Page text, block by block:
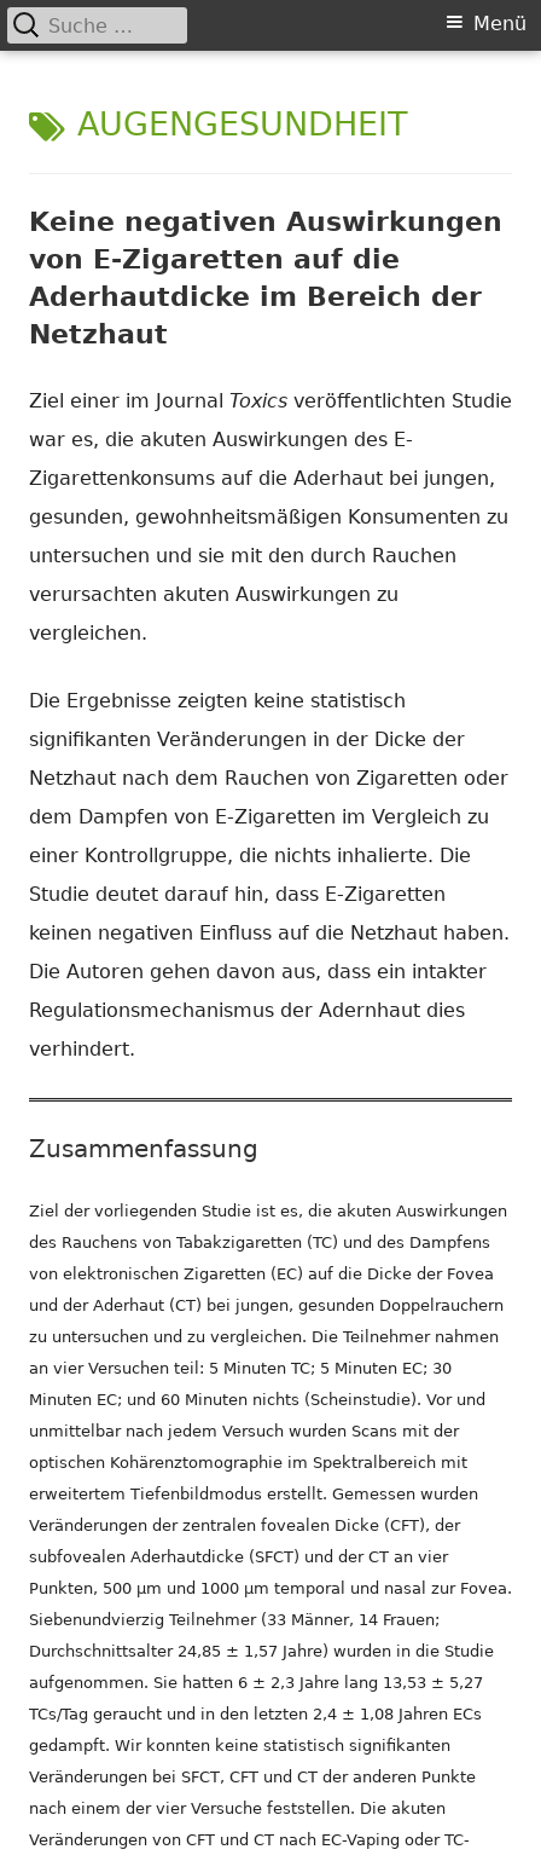
zum
Primäres
Menü
Suche
nach:
SCHLAGWORT:
AUGENGESUNDHEIT
Keine negativen Auswirkungen
von E-Zigaretten auf die
Aderhautdicke im Bereich der
Netzhaut
Ziel einer im Journal Toxics veröffentlichten Studie
war es, die akuten Auswirkungen des E-
Zigarettenkonsums auf die Aderhaut bei jungen,
gesunden, gewohnheitsmäßigen Konsumenten zu
untersuchen und sie mit den durch Rauchen
verursachten akuten Auswirkungen zu
vergleichen.
Die Ergebnisse zeigten keine statistisch
signifikanten Veränderungen in der Dicke der
Netzhaut nach dem Rauchen von Zigaretten oder
dem Dampfen von E-Zigaretten im Vergleich zu
einer Kontrollgruppe, die nichts inhalierte. Die
Studie deutet darauf hin, dass E-Zigaretten
keinen negativen Einfluss auf die Netzhaut haben.
Die Autoren gehen davon aus, dass ein intakter
Regulationsmechanismus der Adernhaut dies
verhindert.
Zusammenfassung
Ziel der vorliegenden Studie ist es, die akuten Auswirkungen
des Rauchens von Tabakzigaretten (TC) und des Dampfens
von elektronischen Zigaretten (EC) auf die Dicke der Fovea
und der Aderhaut (CT) bei jungen, gesunden Doppelrauchern
zu untersuchen und zu vergleichen. Die Teilnehmer nahmen
an vier Versuchen teil: 5 Minuten TC; 5 Minuten EC; 30
Minuten EC; und 60 Minuten nichts (Scheinstudie). Vor und
unmittelbar nach jedem Versuch wurden Scans mit der
optischen Kohärenztomographie im Spektralbereich mit
erweitertem Tiefenbildmodus erstellt. Gemessen wurden
Veränderungen der zentralen fovealen Dicke (CFT), der
subfovealen Aderhautdicke (SFCT) und der CT an vier
Punkten, 500 μm und 1000 μm temporal und nasal zur Fovea.
Siebenundvierzig Teilnehmer (33 Männer, 14 Frauen;
Durchschnittsalter 24,85 ± 1,57 Jahre) wurden in die Studie
aufgenommen. Sie hatten 6 ± 2,3 Jahre lang 13,53 ± 5,27
TCs/Tag geraucht und in den letzten 2,4 ± 1,08 Jahren ECs
gedampft. Wir konnten keine statistisch signifikanten
Veränderungen bei SFCT, CFT und CT der anderen Punkte
nach einem der vier Versuche feststellen. Die akuten
Veränderungen von CFT und CT nach EC-Vaping oder TC-